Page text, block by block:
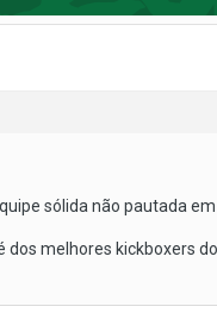
sólida não pautada
dos melhores kickboxers